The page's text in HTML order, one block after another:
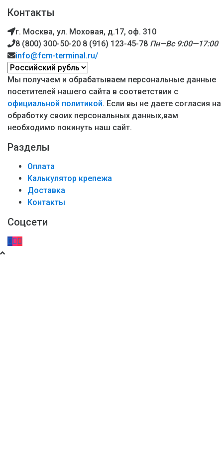
Контакты
г. Москва, ул. Моховая, д.17, оф. 310
8 (800) 300-50-20 8 (916) 123-45-78 Пн—Вс 9:00—17:00
info@fcm-terminal.ru/
Мы получаем и обрабатываем персональные данные
посетителей нашего сайта в соответствии с
официальной политикой. Если вы не даете согласия на
обработку своих персональных данных,вам
необходимо покинуть наш сайт.
Разделы
Оплата
Калькулятор крепежа
Доставка
Контакты
Соцсети